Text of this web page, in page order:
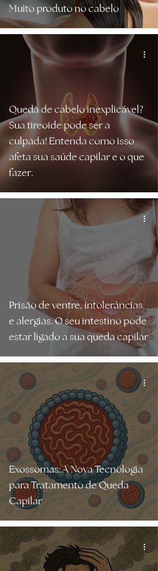
Muito produto no cabelo
Queda de cabelo inexplicável?
Sua tireoide pode ser a
culpada! Entenda como isso
afeta sua saúde capilar e o que
fazer.
Prisão de ventre, intolerâncias
e alergias. O seu intestino pode
estar ligado a sua queda capilar
Exossomas: A Nova Tecnologia
para Tratamento de Queda
Capilar